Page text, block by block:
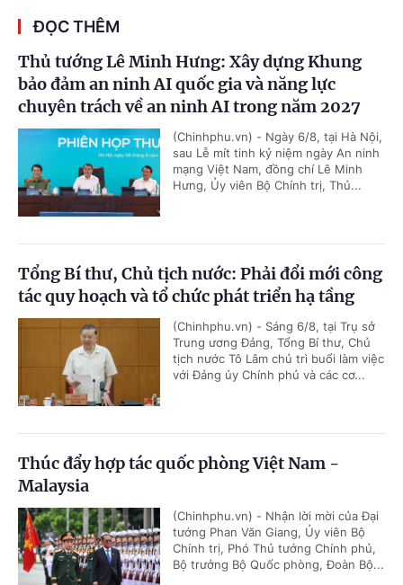
ĐỌC THÊM
Thủ tướng Lê Minh Hưng: Xây dựng Khung
bảo đảm an ninh AI quốc gia và năng lực
chuyên trách về an ninh AI trong năm 2027
(Chinhphu.vn) - Ngày 6/8, tại Hà Nội,
sau Lễ mít tinh kỷ niệm ngày An ninh
mạng Việt Nam, đồng chí Lê Minh
Hưng, Ủy viên Bộ Chính trị, Thủ...
Tổng Bí thư, Chủ tịch nước: Phải đổi mới công
tác quy hoạch và tổ chức phát triển hạ tầng
(Chinhphu.vn) - Sáng 6/8, tại Trụ sở
Trung ương Đảng, Tổng Bí thư, Chủ
tịch nước Tô Lâm chủ trì buổi làm việc
với Đảng ủy Chính phủ và các cơ...
Thúc đẩy hợp tác quốc phòng Việt Nam -
Malaysia
(Chinhphu.vn) - Nhận lời mời của Đại
tướng Phan Văn Giang, Ủy viên Bộ
Chính trị, Phó Thủ tướng Chính phủ,
Bộ trưởng Bộ Quốc phòng, Đoàn Bộ...